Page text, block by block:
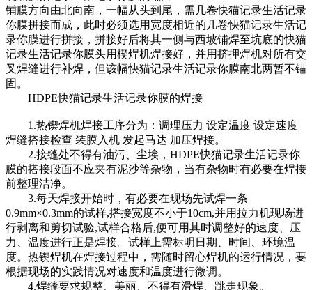
铺膜方向由北向南，一幅从头到尾，需几卷快猫记录生活记录
你膜拼接而成，此时必须选用宽度相近的几卷快猫记录生活记
录你膜进行拼接，拼接好后将其一侧与西坡铺焊至坑底的快猫
记录生活记录你膜头用楔焊机焊接好，并用挤押焊机对所有交
叉焊缝进行补焊，但该幅快猫记录生活记录你膜南北两暂不锚
固。
HDPE快猫记录生活记录你膜的焊接
1.热锲焊机焊接工序分为：调理压力 设定温度 设定速度
焊缝搭接检查 装膜入机 发起马达 加压焊接。
2.接缝处不得有油污、尘埃，HDPE快猫记录生活记录你
膜的搭接段面不应夹有泥沙等杂物，当有杂物时有必要在焊接
前整理洁净。
3.每天焊接开始时，有必要在现场先试焊一条
0.9mm×0.3mm的试样,搭接宽度不小于10cm,并用拉力机现场进
行剥离和剪切试验,试样合格后,便可用其时调整好的速度、压
力、温度进行正是焊接。试样上需标明日期、时间、环境温
度。热锲焊机在焊接过程中，需随时留心焊机的运行情况，要
根据现场的实践情况对速度和温度进行微调。
4.焊缝要求规整、美丽、不得有滑焊、跳走现象。